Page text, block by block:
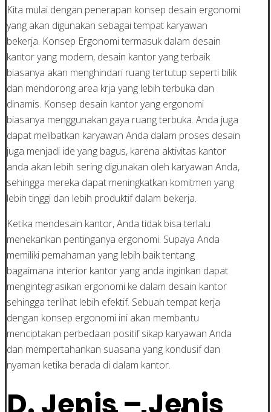
Kita mulai dengan penerapan konsep desain ergonomi
yang akan digunakan sebagai tempat karyawan
bekerja. Konsep Ergonomi termasuk dalam desain
kantor yang modern, desain kantor yang terbaik
biasanya akan menghindari ruang tertutup seperti bilik
dan mendorong area krja yang lebih terbuka dan
dinamis. Konsep desain kantor yang ergonomi
biasanya menggunakan gaya ruang terbuka. Anda juga
dapat melibatkan karyawan Anda dalam proses desain
juga menjadi ide yang bagus, karena aktivitas kantor
anda akan lebih sering digunakan oleh karyawan Anda,
sehingga mereka dapat meningkatkan komitmen yang
lebih tinggi dan lebih produktif dalam bekerja.
Ketika mendesain kantor, Anda tidak bisa terlalu
menekankan pentinganya ergonomi. Supaya Anda
memiliki pemahaman yang lebih baik tentang
bagaimana interior kantor yang anda inginkan dapat
mengintegrasikan ergonomi ke dalam desain kantor
sehingga terlihat lebih efektif. Sebuah tempat kerja
dengan konsep ergonomi ini akan membantu
menciptakan perbedaan positif sikap karyawan Anda
dan mempertahankan suasana yang kondusif dan
nyaman ketika berada di dalam kantor.
D. Jenis – Jenis